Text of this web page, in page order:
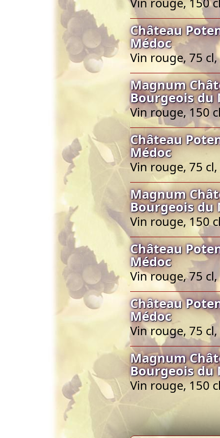
Château
Médoc
Vin rouge, 75
Magnum
Bourgeois du
Vin rouge, 150
Château
Médoc
Vin rouge, 75
Magnum
Bourgeois du
Vin rouge, 150
Château
Médoc
Vin rouge, 75
Château
Médoc
Vin rouge, 75
Magnum
Bourgeois du
Vin rouge, 150